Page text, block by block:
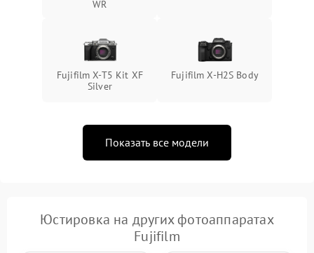
WR
Fujifilm X-T5 Kit XF
Silver
Fujifilm X-H2S Body
Показать все модели
Юстировка на других фотоаппаратах
Fujifilm